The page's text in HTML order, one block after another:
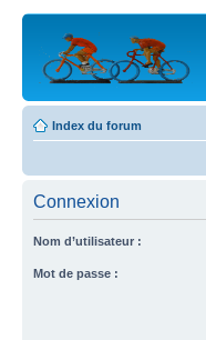
Index du forum
Connexion
Nom d’utilisateur :
Mot de passe :